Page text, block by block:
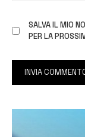
SALVA IL MIO
PER LA